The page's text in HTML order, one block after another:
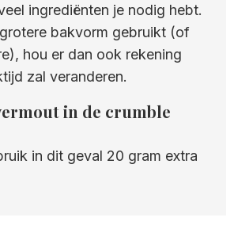
ingrediënten je nodig hebt.
bakvorm gebruikt (of
hou er dan ook rekening
zal veranderen.
in de crumble
in dit geval 20 gram extra